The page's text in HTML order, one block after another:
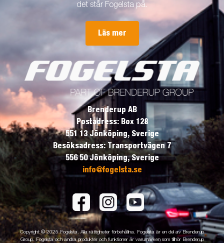
det står Fogelsta på.
Läs mer
Brenderup AB
Postadress: Box 128
551 13 Jönköping, Sverige
Besöksadress: Transportvägen 7
556 50 Jönköping, Sverige
info@fogelsta.se
Copyright © 2025 Fogelsta. Alla rättigheter förbehållna. Fogelsta är en del av Brenderup
Group. Fogelsta och andra produkter och funktioner är varumärken som tillhör Brenderup